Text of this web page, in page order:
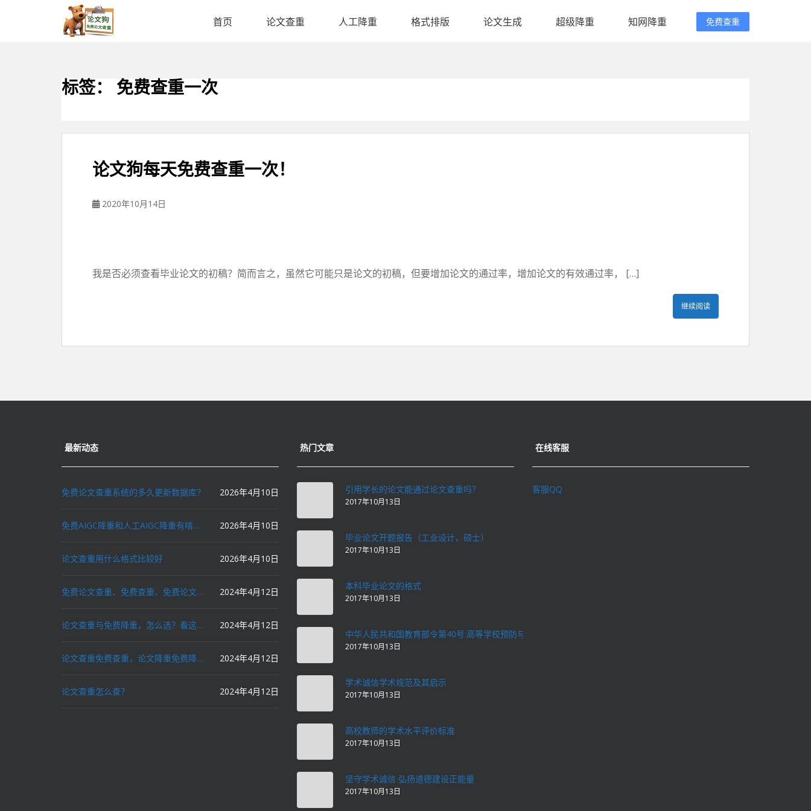
首页 论文查重 人工降重 格式排版 论文生成 超级降重 知网降重 免费查重
标签： 免费查重一次
论文狗每天免费查重一次！
2020年10月14日
我是否必须查看毕业论文的初稿？简而言之，虽然它可能只是论文的初稿，但要增加论文的通过率，增加论文的有效通过率， […]
继续阅读
最新动态
免费论文查重系统的多久更新数据库？ 2026年4月10日
免费AIGC降重和人工AIGC降重有啥区别？ 2026年4月10日
论文查重用什么格式比较好 2026年4月10日
免费论文查重、免费查重、免费论文降重、免费降重、智能降重、一键降重、降低AIGC写作率、AI写论文，这些名词你了解吗？ 2024年4月12日
论文查重与免费降重，怎么选？看这里就对了！ 2024年4月12日
论文查重免费查重，论文降重免费降重，机器降重，人工降重，降低AIGC写作率，ai写论文，都要选论文狗和paperdog以及文思慧达！ 2024年4月12日
论文查重怎么查？ 2024年4月12日
热门文章
引用学长的论文能通过论文查重吗？
2017年10月13日
毕业论文开题报告（工业设计，硕士）
2017年10月13日
本科毕业论文的格式
2017年10月13日
中华人民共和国教育部令第40号:高等学校预防与处理学术不端行为办法
2017年10月13日
学术诚信学术规范及其启示
2017年10月13日
高校教师的学术水平评价标准
2017年10月13日
坚守学术诚信 弘扬道德建设正能量
2017年10月13日
在线客服
客服QQ